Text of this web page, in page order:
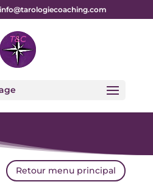
info@tarologiecoaching.com
Retour menu principal